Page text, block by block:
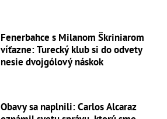
Fenerbahce s Milanom Škriniarom
víťazne: Turecký klub si do odvety
nesie dvojgólový náskok
Obavy sa naplnili: Carlos Alcaraz